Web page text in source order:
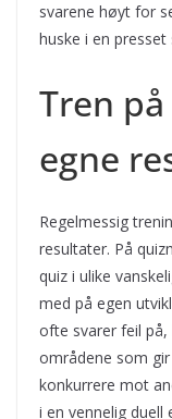
svarene høyt for
huske i en presset
Tren
egne
Regelmessig
resultater. På
quiz i ulike
med på egen
ofte svarer feil
områdene som
konkurrere mot
i en vennelig duell